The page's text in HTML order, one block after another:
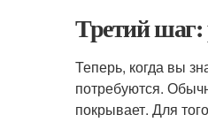
Третий шаг:
Теперь, когда вы
потребуются.
покрывает. Для